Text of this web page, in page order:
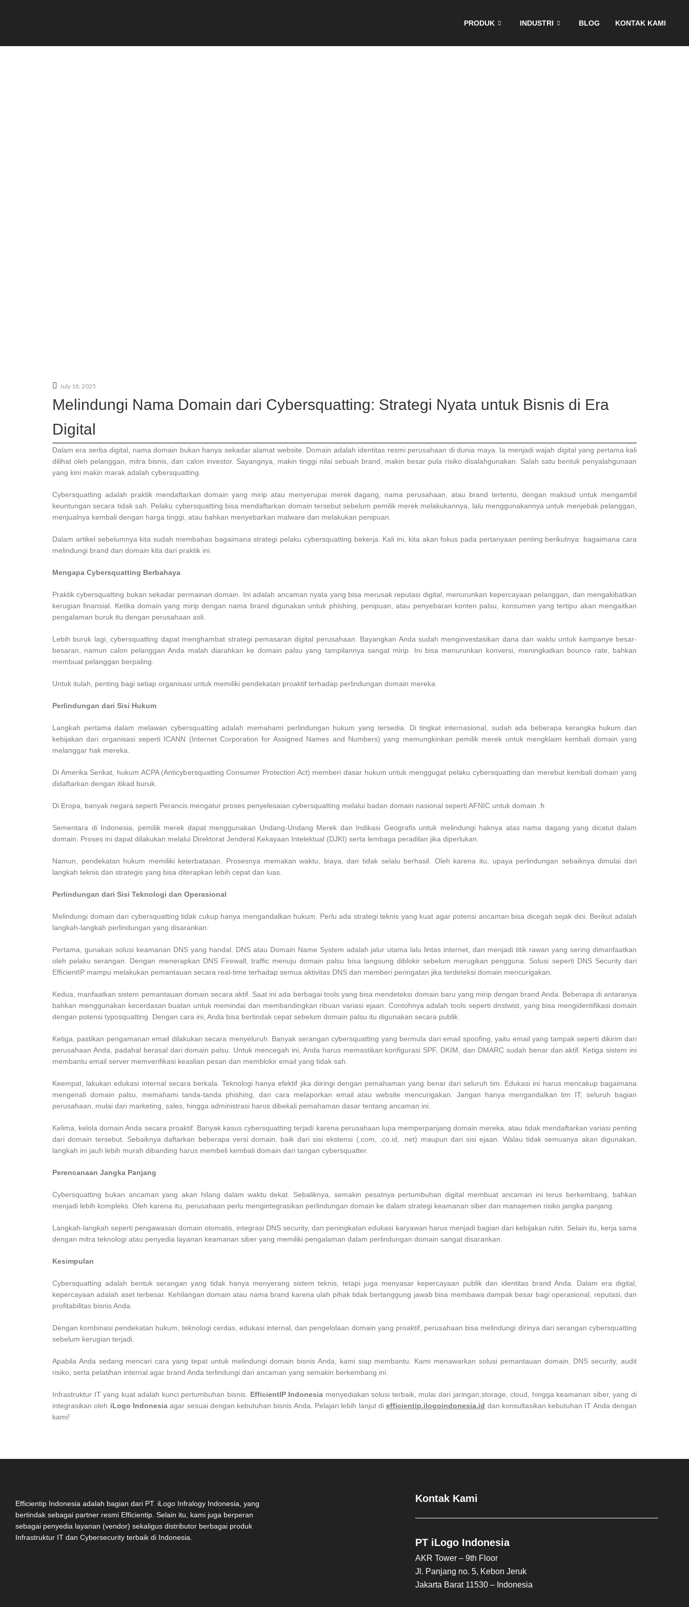
PRODUK INDUSTRI BLOG KONTAK KAMI
July 18, 2025
Melindungi Nama Domain dari Cybersquatting: Strategi Nyata untuk Bisnis di Era
Digital
Dalam era serba digital, nama domain bukan hanya sekadar alamat website. Domain adalah identitas resmi perusahaan di dunia maya. Ia menjadi wajah digital yang pertama kali
dilihat oleh pelanggan, mitra bisnis, dan calon investor. Sayangnya, makin tinggi nilai sebuah brand, makin besar pula risiko disalahgunakan. Salah satu bentuk penyalahgunaan
yang kini makin marak adalah cybersquatting.
Cybersquatting adalah praktik mendaftarkan domain yang mirip atau menyerupai merek dagang, nama perusahaan, atau brand tertentu, dengan maksud untuk mengambil
keuntungan secara tidak sah. Pelaku cybersquatting bisa mendaftarkan domain tersebut sebelum pemilik merek melakukannya, lalu menggunakannya untuk menjebak pelanggan,
menjualnya kembali dengan harga tinggi, atau bahkan menyebarkan malware dan melakukan penipuan.
Dalam artikel sebelumnya kita sudah membahas bagaimana strategi pelaku cybersquatting bekerja. Kali ini, kita akan fokus pada pertanyaan penting berikutnya: bagaimana cara
melindungi brand dan domain kita dari praktik ini.
Mengapa Cybersquatting Berbahaya
Praktik cybersquatting bukan sekadar permainan domain. Ini adalah ancaman nyata yang bisa merusak reputasi digital, menurunkan kepercayaan pelanggan, dan mengakibatkan
kerugian finansial. Ketika domain yang mirip dengan nama brand digunakan untuk phishing, penipuan, atau penyebaran konten palsu, konsumen yang tertipu akan mengaitkan
pengalaman buruk itu dengan perusahaan asli.
Lebih buruk lagi, cybersquatting dapat menghambat strategi pemasaran digital perusahaan. Bayangkan Anda sudah menginvestasikan dana dan waktu untuk kampanye besar-
besaran, namun calon pelanggan Anda malah diarahkan ke domain palsu yang tampilannya sangat mirip. Ini bisa menurunkan konversi, meningkatkan bounce rate, bahkan
membuat pelanggan berpaling.
Untuk itulah, penting bagi setiap organisasi untuk memiliki pendekatan proaktif terhadap perlindungan domain mereka.
Perlindungan dari Sisi Hukum
Langkah pertama dalam melawan cybersquatting adalah memahami perlindungan hukum yang tersedia. Di tingkat internasional, sudah ada beberapa kerangka hukum dan
kebijakan dari organisasi seperti ICANN (Internet Corporation for Assigned Names and Numbers) yang memungkinkan pemilik merek untuk mengklaim kembali domain yang
melanggar hak mereka.
Di Amerika Serikat, hukum ACPA (Anticybersquatting Consumer Protection Act) memberi dasar hukum untuk menggugat pelaku cybersquatting dan merebut kembali domain yang
didaftarkan dengan itikad buruk.
Di Eropa, banyak negara seperti Perancis mengatur proses penyelesaian cybersquatting melalui badan domain nasional seperti AFNIC untuk domain .fr.
Sementara di Indonesia, pemilik merek dapat menggunakan Undang-Undang Merek dan Indikasi Geografis untuk melindungi haknya atas nama dagang yang dicatut dalam
domain. Proses ini dapat dilakukan melalui Direktorat Jenderal Kekayaan Intelektual (DJKI) serta lembaga peradilan jika diperlukan.
Namun, pendekatan hukum memiliki keterbatasan. Prosesnya memakan waktu, biaya, dan tidak selalu berhasil. Oleh karena itu, upaya perlindungan sebaiknya dimulai dari
langkah teknis dan strategis yang bisa diterapkan lebih cepat dan luas.
Perlindungan dari Sisi Teknologi dan Operasional
Melindungi domain dari cybersquatting tidak cukup hanya mengandalkan hukum. Perlu ada strategi teknis yang kuat agar potensi ancaman bisa dicegah sejak dini. Berikut adalah
langkah-langkah perlindungan yang disarankan:
Pertama, gunakan solusi keamanan DNS yang handal. DNS atau Domain Name System adalah jalur utama lalu lintas internet, dan menjadi titik rawan yang sering dimanfaatkan
oleh pelaku serangan. Dengan menerapkan DNS Firewall, traffic menuju domain palsu bisa langsung diblokir sebelum merugikan pengguna. Solusi seperti DNS Security dari
EfficientIP mampu melakukan pemantauan secara real-time terhadap semua aktivitas DNS dan memberi peringatan jika terdeteksi domain mencurigakan.
Kedua, manfaatkan sistem pemantauan domain secara aktif. Saat ini ada berbagai tools yang bisa mendeteksi domain baru yang mirip dengan brand Anda. Beberapa di antaranya
bahkan menggunakan kecerdasan buatan untuk memindai dan membandingkan ribuan variasi ejaan. Contohnya adalah tools seperti dnstwist, yang bisa mengidentifikasi domain
dengan potensi typosquatting. Dengan cara ini, Anda bisa bertindak cepat sebelum domain palsu itu digunakan secara publik.
Ketiga, pastikan pengamanan email dilakukan secara menyeluruh. Banyak serangan cybersquatting yang bermula dari email spoofing, yaitu email yang tampak seperti dikirim dari
perusahaan Anda, padahal berasal dari domain palsu. Untuk mencegah ini, Anda harus memastikan konfigurasi SPF, DKIM, dan DMARC sudah benar dan aktif. Ketiga sistem ini
membantu email server memverifikasi keaslian pesan dan memblokir email yang tidak sah.
Keempat, lakukan edukasi internal secara berkala. Teknologi hanya efektif jika diiringi dengan pemahaman yang benar dari seluruh tim. Edukasi ini harus mencakup bagaimana
mengenali domain palsu, memahami tanda-tanda phishing, dan cara melaporkan email atau website mencurigakan. Jangan hanya mengandalkan tim IT; seluruh bagian
perusahaan, mulai dari marketing, sales, hingga administrasi harus dibekali pemahaman dasar tentang ancaman ini.
Kelima, kelola domain Anda secara proaktif. Banyak kasus cybersquatting terjadi karena perusahaan lupa memperpanjang domain mereka, atau tidak mendaftarkan variasi penting
dari domain tersebut. Sebaiknya daftarkan beberapa versi domain, baik dari sisi ekstensi (.com, .co.id, .net) maupun dari sisi ejaan. Walau tidak semuanya akan digunakan,
langkah ini jauh lebih murah dibanding harus membeli kembali domain dari tangan cybersquatter.
Perencanaan Jangka Panjang
Cybersquatting bukan ancaman yang akan hilang dalam waktu dekat. Sebaliknya, semakin pesatnya pertumbuhan digital membuat ancaman ini terus berkembang, bahkan
menjadi lebih kompleks. Oleh karena itu, perusahaan perlu mengintegrasikan perlindungan domain ke dalam strategi keamanan siber dan manajemen risiko jangka panjang.
Langkah-langkah seperti pengawasan domain otomatis, integrasi DNS security, dan peningkatan edukasi karyawan harus menjadi bagian dari kebijakan rutin. Selain itu, kerja sama
dengan mitra teknologi atau penyedia layanan keamanan siber yang memiliki pengalaman dalam perlindungan domain sangat disarankan.
Kesimpulan
Cybersquatting adalah bentuk serangan yang tidak hanya menyerang sistem teknis, tetapi juga menyasar kepercayaan publik dan identitas brand Anda. Dalam era digital,
kepercayaan adalah aset terbesar. Kehilangan domain atau nama brand karena ulah pihak tidak bertanggung jawab bisa membawa dampak besar bagi operasional, reputasi, dan
profitabilitas bisnis Anda.
Dengan kombinasi pendekatan hukum, teknologi cerdas, edukasi internal, dan pengelolaan domain yang proaktif, perusahaan bisa melindungi dirinya dari serangan cybersquatting
sebelum kerugian terjadi.
Apabila Anda sedang mencari cara yang tepat untuk melindungi domain bisnis Anda, kami siap membantu. Kami menawarkan solusi pemantauan domain, DNS security, audit
risiko, serta pelatihan internal agar brand Anda terlindungi dari ancaman yang semakin berkembang ini.
Infrastruktur IT yang kuat adalah kunci pertumbuhan bisnis. EfficientIP Indonesia menyediakan solusi terbaik, mulai dari jaringan,storage, cloud, hingga keamanan siber, yang di
integrasikan oleh iLogo Indonesiaagar sesuai dengan kebutuhan bisnis Anda. Pelajari lebih lanjut diefficientip.ilogoindonesia.id dan konsultasikan kebutuhan IT Anda dengan
kami!
Efficientip Indonesia adalah bagian dari PT. iLogo Infralogy Indonesia, yang
bertindak sebagai partner resmi Efficientip. Selain itu, kami juga berperan
sebagai penyedia layanan (vendor) sekaligus distributor berbagai produk
Infrastruktur IT dan Cybersecurity terbaik di Indonesia.
Kontak Kami
PT iLogo Indonesia
AKR Tower – 9th Floor
Jl. Panjang no. 5, Kebon Jeruk
Jakarta Barat 11530 – Indonesia